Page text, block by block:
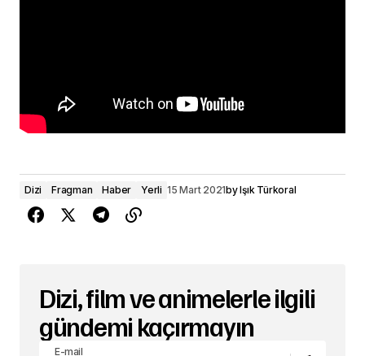
Dizi Fragman Haber Yerli 15 Mart 2021byIşık Türkoral
Dizi, film ve animelerle ilgili
gündemi kaçırmayın
E-mail